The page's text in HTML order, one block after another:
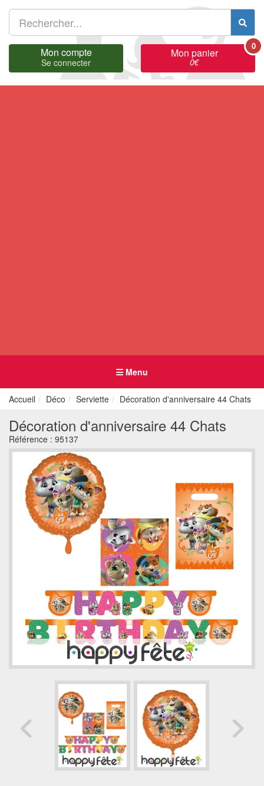
Mon compte
Se connecter
Mon panier
0€
0
Menu
Accueil Déco Serviette Décoration d'anniversaire 44 Chats
Décoration d'anniversaire 44 Chats
Référence : 95137